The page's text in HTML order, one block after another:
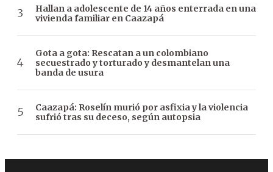
Hallan a adolescente de 14 años enterrada en una
vivienda familiar en Caazapá
Gota a gota: Rescatan a un colombiano
secuestrado y torturado y desmantelan una
banda de usura
Caazapá: Roselín murió por asfixia y la violencia
sufrió tras su deceso, según autopsia